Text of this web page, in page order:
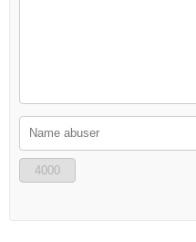
4000